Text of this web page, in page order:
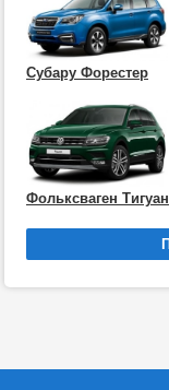
Субару Форестер
Фольксваген Тигуан